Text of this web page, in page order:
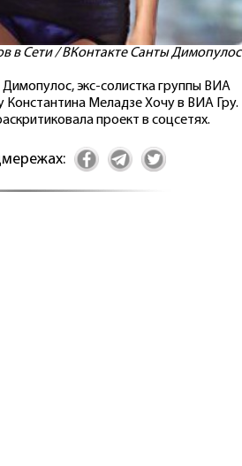
в Сети / ВКонтакте Санты Димопулос
Димопулос, экс-солистка группы ВИА
Константина Меладзе Хочу в ВИА Гру.
проект в соцсетях.